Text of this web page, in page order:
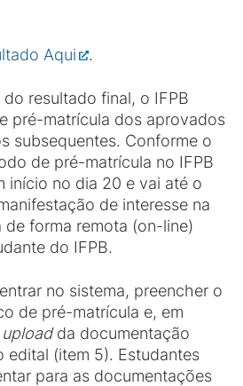
Aqui .
resultado final, o IFPB
pré-matrícula dos aprovados
subsequentes. Conforme o
de pré-matrícula no IFPB
início no dia 20 e vai até o
de interesse na
de forma remota (on-line)
do IFPB.
no sistema, preencher o
de pré-matrícula e, em
uploadda documentação
edital (item 5). Estudantes
para as documentações